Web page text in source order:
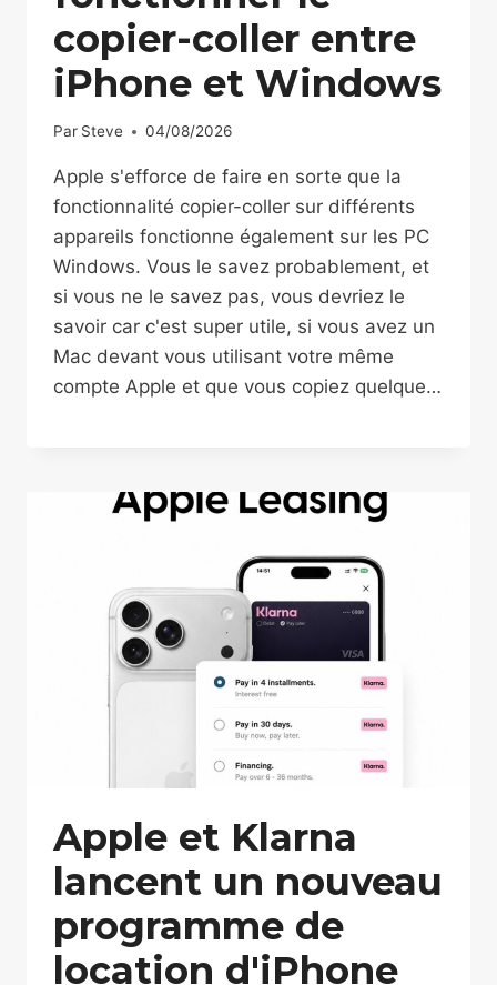
copier-coller entre
iPhone et Windows
Par Steve 04/08/2026
Apple s'efforce de faire en sorte que la
fonctionnalité copier-coller sur différents
appareils fonctionne également sur les PC
Windows. Vous le savez probablement, et
si vous ne le savez pas, vous devriez le
savoir car c'est super utile, si vous avez un
Mac devant vous utilisant votre même
compte Apple et que vous copiez quelque…
Apple et Klarna
lancent un nouveau
programme de
location d'iPhone